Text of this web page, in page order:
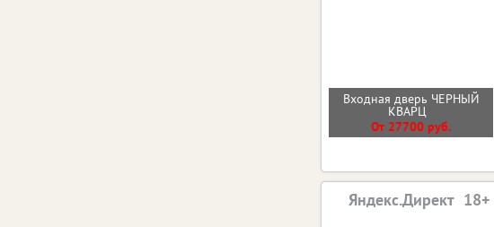
Входная дверь ЧЕРНЫЙ
КВАРЦ
От 27700 руб.
Яндекс.Директ